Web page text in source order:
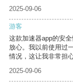
2025-09-06
游客
这款加速器app的安
放心。我以前使用过
情况，这让我非常担心
2025-09-06